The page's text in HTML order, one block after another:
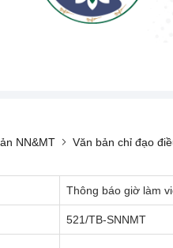
dân, doanh nghiệp
giá tác động môi trường
NN&MT Văn bản chỉ đạo
Thông báo giờ làm
521/TB-SNNMT